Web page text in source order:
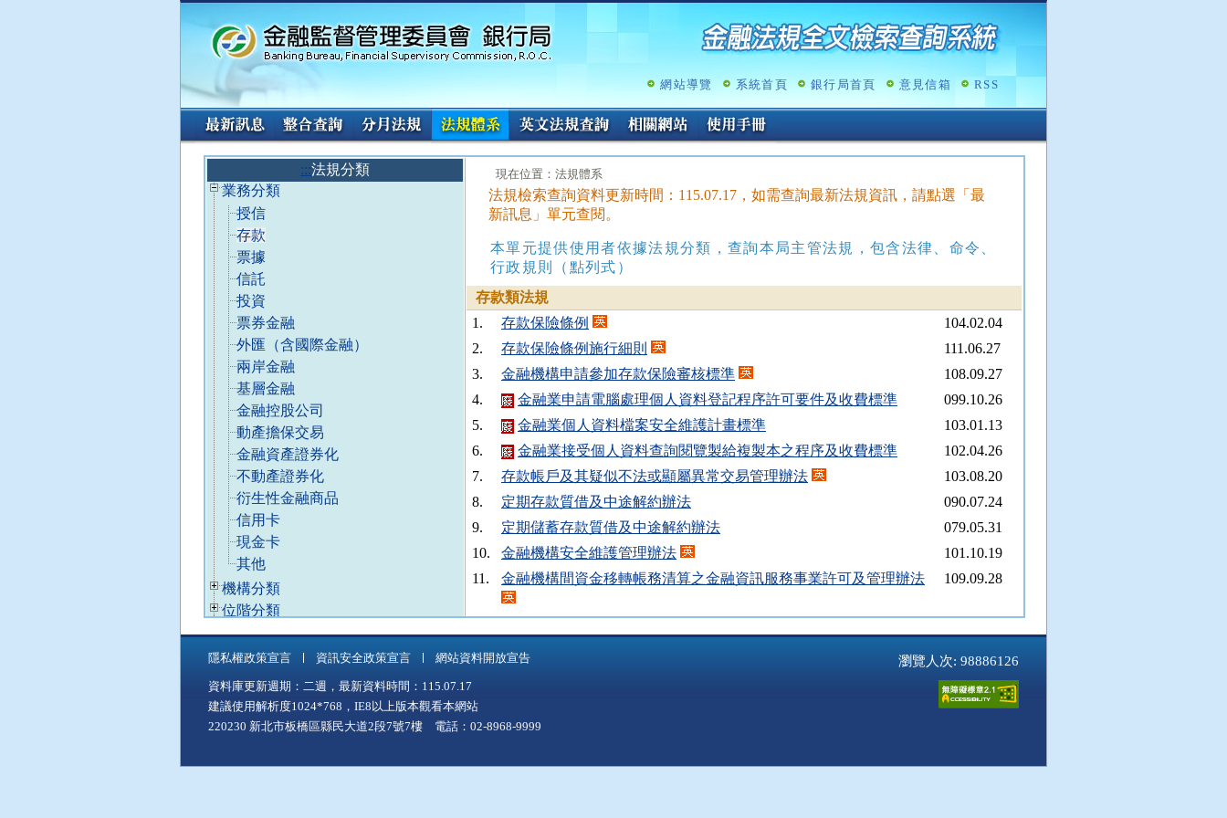
跳
容
網站導覽 系統首頁 銀行局首頁 意見信箱 RSS
:::
請
使
用
A
選
擇
「
法
規
分
類
」
後
，
再
使
用
A
C
至
「
間
主
要
容
:::法規分類
業務分類已
授信
存款
票據
信託
投資
票券金融
外匯（含國際金融）
兩岸金融
基層金融
金融控股公司
動產擔保交易
金融資產證券化
不動產證券化
衍生性金融商品
信用卡
現金卡
其他
機構分類已
收
位階分類已
主題分類已
收
服務分類已
合
收
合
現在位置：法規體系
法規檢索查詢資料更新時間：115.07.17，如需查詢最新法規資訊，請點選「最
新訊息」單元查閱。
本單元提供使用者依據法規分類，查詢本局主管法規，包含法律、命令、
行政規則（點列式）
存款類法規
1.
存款保險條例
104.02.04
2.
存款保險條例施行細則
111.06.27
3.
金融機構申請參加存款保險審核標準
108.09.27
4.
金融業申請電腦處理個人資料登記程序許可要件及收費標準
099.10.26
5.
金融業個人資料檔案安全維護計畫標準
103.01.13
6.
金融業接受個人資料查詢閱覽製給複製本之程序及收費標準
102.04.26
7.
存款帳戶及其疑似不法或顯屬異常交易管理辦法
103.08.20
8.
定期存款質借及中途解約辦法
090.07.24
9.
定期儲蓄存款質借及中途解約辦法
079.05.31
10.
金融機構安全維護管理辦法
101.10.19
11.
金融機構間資金移轉帳務清算之金融資訊服務事業許可及管理辦法 109.09.28
13.
財政部監督銀錢業存款戶使用本名及行使支票辦法
15.
104.04.23
16.
活期（儲蓄）存款契約附屬金融卡定型化約款不得記載事項
隱私權政策宣言 資訊安全政策宣言 網站資料開放宣告 瀏覽人次: 98886126
資料庫更新週期：二週，最新資料時間：115.07.17
建議使用解析度1024*768，IE8以上版本觀看本網站
220230 新北市板橋區縣民大道2段7號7樓 電話：02-8968-9999